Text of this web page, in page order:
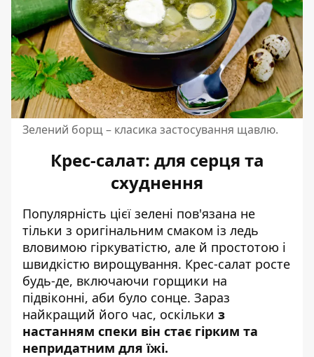
Зелений борщ – класика застосування щавлю.
Крес-салат: для серця та
схуднення
Популярність цієї зелені пов'язана не
тільки з оригінальним смаком із ледь
вловимою гіркуватістю, але й простотою і
швидкістю вирощування. Крес-салат росте
будь-де, включаючи горщики на
підвіконні, аби було сонце. Зараз
найкращий його час, оскільки з
настанням спеки він стає гірким та
непридатним для їжі.